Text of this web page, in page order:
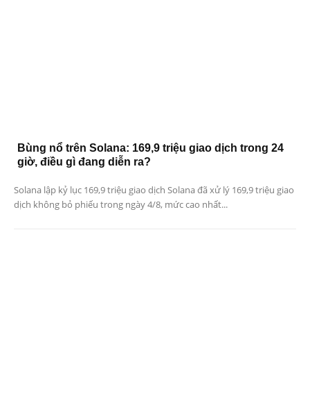
Bùng nổ trên Solana: 169,9 triệu giao dịch trong 24
giờ, điều gì đang diễn ra?
Solana lập kỷ lục 169,9 triệu giao dịch Solana đã xử lý 169,9 triệu giao
dịch không bỏ phiếu trong ngày 4/8, mức cao nhất...